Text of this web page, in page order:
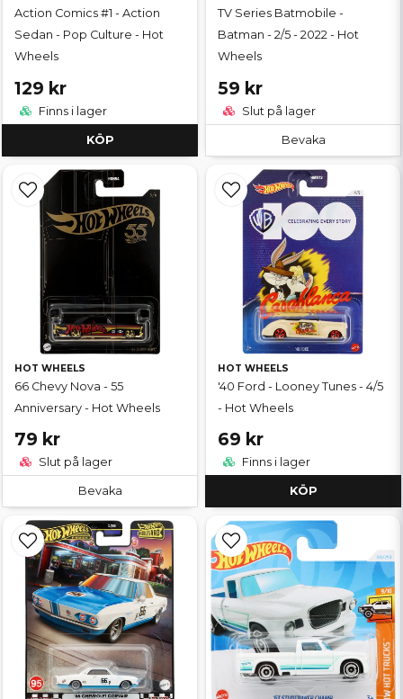
Action Comics #1 - Action
Sedan - Pop Culture - Hot
Wheels
129 kr
Finns i lager
KÖP
TV Series Batmobile -
Batman - 2/5 - 2022 - Hot
Wheels
59 kr
Slut på lager
Bevaka
HOT WHEELS
66 Chevy Nova - 55
Anniversary - Hot Wheels
79 kr
Slut på lager
Bevaka
HOT WHEELS
'40 Ford - Looney Tunes - 4/5
- Hot Wheels
69 kr
Finns i lager
KÖP